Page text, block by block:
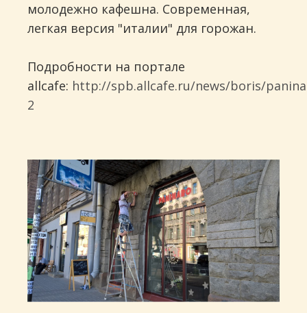
молодежно кафешна. Современная,
легкая версия "италии" для горожан.
Подробности на портале
allcafe: http://spb.allcafe.ru/news/boris/
2